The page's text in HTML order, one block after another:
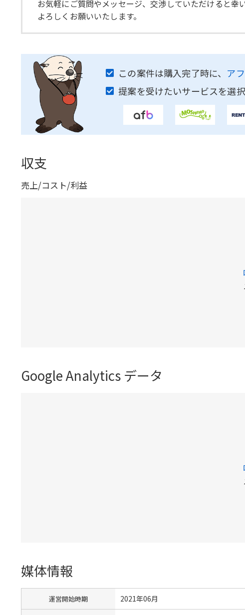
お気軽にご質問やメッセージ、交渉していただけると幸い
よろしくお願いいたします。
この案件は購入完了時に、 ア
提案を受けたいサービスを選
収支
売上/コスト/利益
Google Analytics データ
媒体情報
運営開始時期 2021年06月